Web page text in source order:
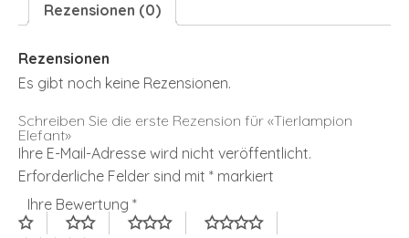
Rezensionen (0)
Rezensionen
Es gibt noch keine Rezensionen.
Schreiben Sie die erste Rezension für «Tierlampion
Elefant»
Ihre E-Mail-Adresse wird nicht veröffentlicht.
Erforderliche Felder sind mit * markiert
Ihre Bewertung *